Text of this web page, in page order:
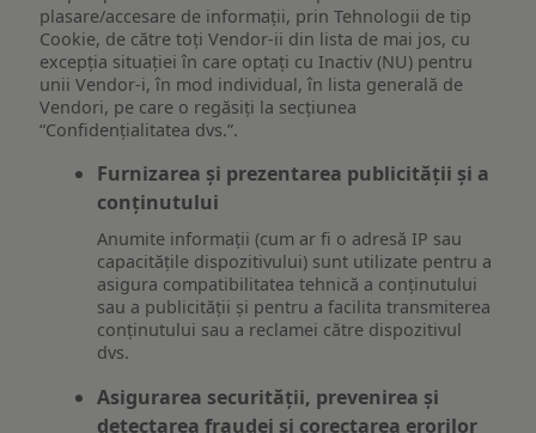
plasare/accesare de informații, prin Tehnologii de tip
Cookie, de către toți Vendor-ii din lista de mai jos, cu
excepția situației în care optați cu Inactiv (NU) pentru
unii Vendor-i, în mod individual, în lista generală de
Vendori, pe care o regăsiți la secțiunea
“Confidențialitatea dvs.”.
Furnizarea și prezentarea publicității și a
conținutului
Anumite informații (cum ar fi o adresă IP sau
capacitățile dispozitivului) sunt utilizate pentru a
asigura compatibilitatea tehnică a conținutului
sau a publicității și pentru a facilita transmiterea
conținutului sau a reclamei către dispozitivul
dvs.
Asigurarea securității, prevenirea și
detectarea fraudei și corectarea erorilor